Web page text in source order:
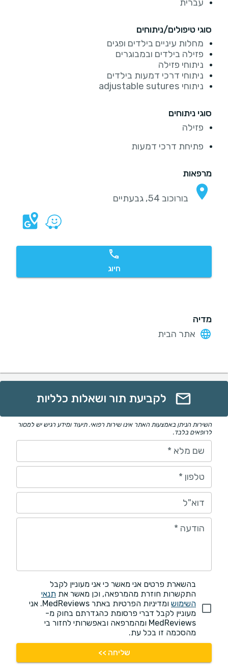
עברית
סוגי טיפולים/ניתוחים
מחלות עיניים בילדים ופגים
פזילה בילדים ובמבוגרים
ניתוחי פזילה
ניתוחי דרכי דמעות בילדים
ניתוחי adjustable sutures
סוגי ניתוחים
פזילה
פתיחת דרכי דמעות
מרפאות
בורוכוב 54, גבעתיים
חיוג
מדיה
אתר הבית
לקביעת תור ושאלות כלליות
השירות הניתן באמצעות האתר אינו שירות רפואי. תיעוד ומידע רגיש יש למסור
לרופאים בלבד.
שם מלא *
טלפון *
דוא"ל
הודעה *
בהשארת פרטים אני מאשר כי אני מעוניין לקבל
התקשרות חוזרת מהמרפאה, וכן מאשר את תנאי
השימוש
ומדיניות הפרטיות באתר MedReviews. אני
מעוניין לקבל דברי פרסומת כהגדרתם בחוק מ-
MedReviews ומהמרפאה ובאפשרותי לחזור בי
מהסכמה זו בכל עת.
שליחה >>